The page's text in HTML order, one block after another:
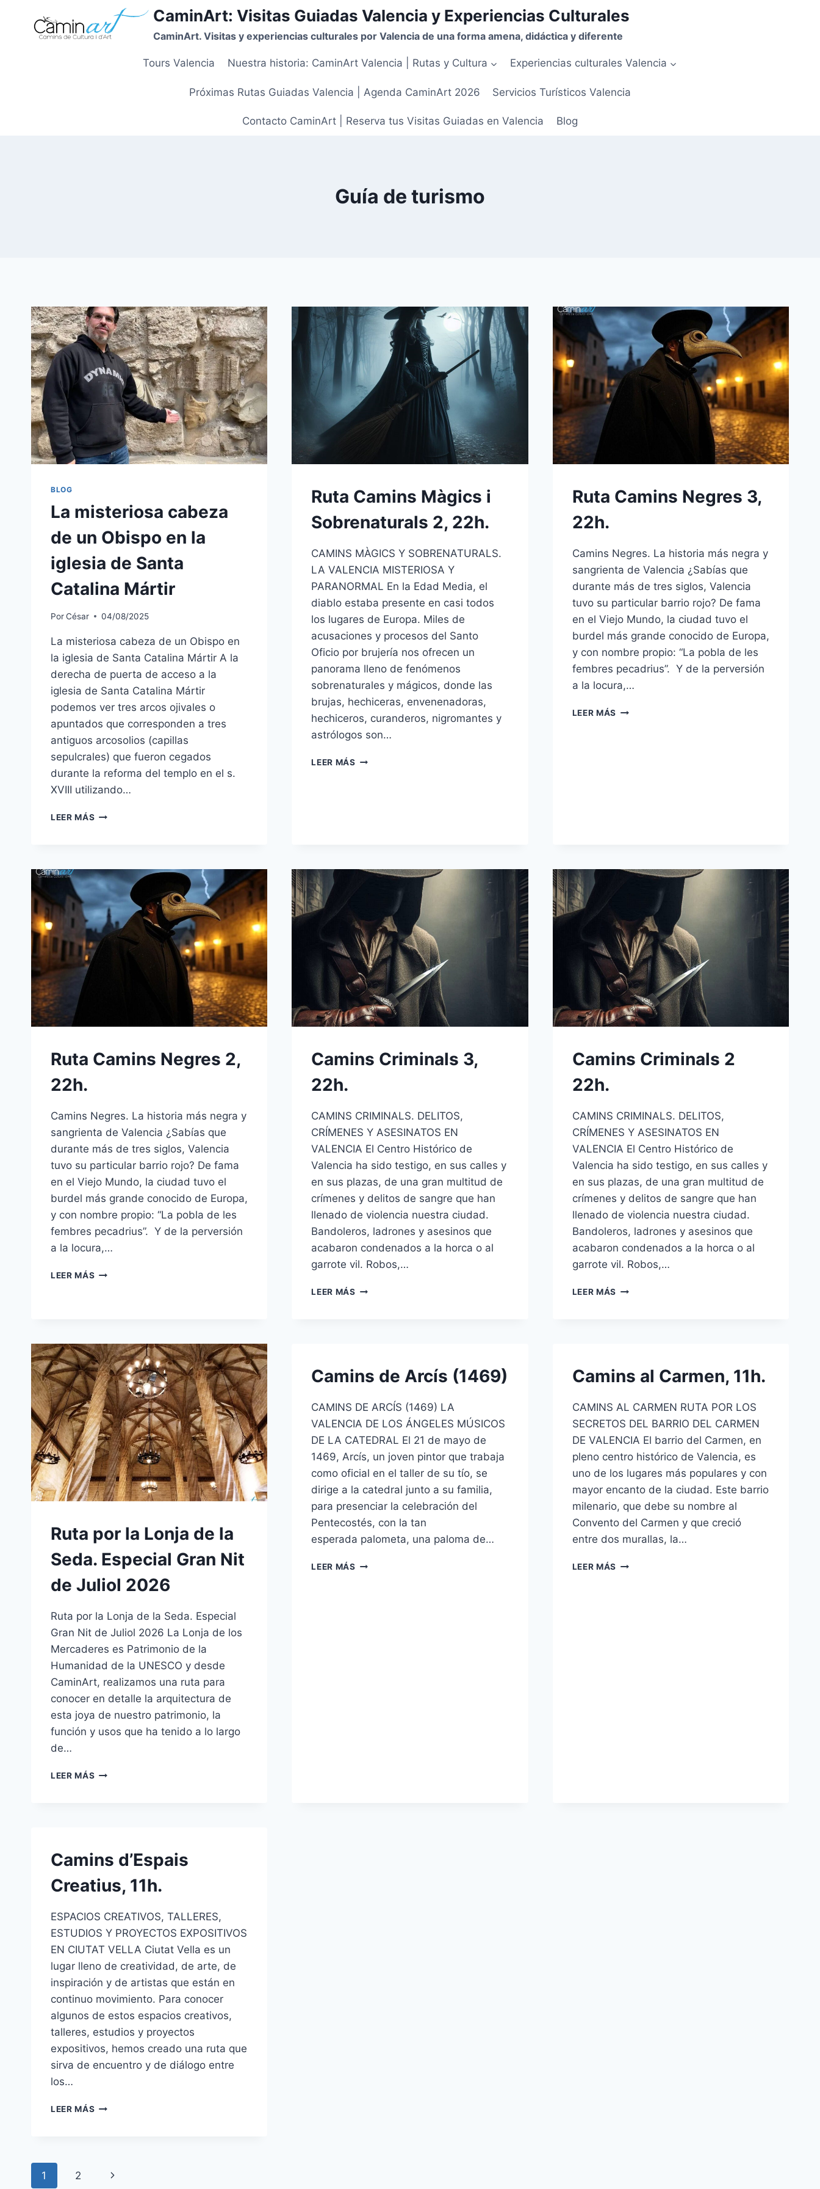
CaminArt: Visitas Guiadas Valencia y Experiencias Culturales
CaminArt. Visitas y experiencias culturales por Valencia de una forma amena, didáctica y diferente
Tours Valencia Nuestra historia: CaminArt Valencia | Rutas y Cultura Experiencias culturales Valencia
Próximas Rutas Guiadas Valencia | Agenda CaminArt 2026 Servicios Turísticos Valencia
Contacto CaminArt | Reserva tus Visitas Guiadas en Valencia Blog
Guía de turismo
BLOG
La misteriosa cabeza
de un Obispo en la
iglesia de Santa
Catalina Mártir
PorCésar 04/08/2025
La misteriosa cabeza de un Obispo en
la iglesia de Santa Catalina Mártir A la
derecha de puerta de acceso a la
iglesia de Santa Catalina Mártir
podemos ver tres arcos ojivales o
apuntados que corresponden a tres
antiguos arcosolios (capillas
sepulcrales) que fueron cegados
durante la reforma del templo en el s.
XVIII utilizando…
LEER MÁS
Ruta Camins Màgics i
Sobrenaturals 2, 22h.
CAMINS MÀGICS Y SOBRENATURALS.
LA VALENCIA MISTERIOSA Y
PARANORMAL En la Edad Media, el
diablo estaba presente en casi todos
los lugares de Europa. Miles de
acusaciones y procesos del Santo
Oficio por brujería nos ofrecen un
panorama lleno de fenómenos
sobrenaturales y mágicos, donde las
brujas, hechiceras, envenenadoras,
hechiceros, curanderos, nigromantes y
astrólogos son…
LEER MÁS
Ruta Camins Negres 3,
22h.
Camins Negres. La historia más negra y
sangrienta de Valencia ¿Sabías que
durante más de tres siglos, Valencia
tuvo su particular barrio rojo? De fama
en el Viejo Mundo, la ciudad tuvo el
burdel más grande conocido de Europa,
y con nombre propio: “La pobla de les
fembres pecadrius”. Y de la perversión
a la locura,…
LEER MÁS
Ruta Camins Negres 2,
22h.
Camins Negres. La historia más negra y
sangrienta de Valencia ¿Sabías que
durante más de tres siglos, Valencia
tuvo su particular barrio rojo? De fama
en el Viejo Mundo, la ciudad tuvo el
burdel más grande conocido de Europa,
y con nombre propio: “La pobla de les
fembres pecadrius”. Y de la perversión
a la locura,…
LEER MÁS
Camins Criminals 3,
22h.
CAMINS CRIMINALS. DELITOS,
CRÍMENES Y ASESINATOS EN
VALENCIA El Centro Histórico de
Valencia ha sido testigo, en sus calles y
en sus plazas, de una gran multitud de
crímenes y delitos de sangre que han
llenado de violencia nuestra ciudad.
Bandoleros, ladrones y asesinos que
acabaron condenados a la horca o al
garrote vil. Robos,…
LEER MÁS
Camins Criminals 2
22h.
CAMINS CRIMINALS. DELITOS,
CRÍMENES Y ASESINATOS EN
VALENCIA El Centro Histórico de
Valencia ha sido testigo, en sus calles y
en sus plazas, de una gran multitud de
crímenes y delitos de sangre que han
llenado de violencia nuestra ciudad.
Bandoleros, ladrones y asesinos que
acabaron condenados a la horca o al
garrote vil. Robos,…
LEER MÁS
Ruta por la Lonja de la
Seda. Especial Gran Nit
de Juliol 2026
Ruta por la Lonja de la Seda. Especial
Gran Nit de Juliol 2026 La Lonja de los
Mercaderes es Patrimonio de la
Humanidad de la UNESCO y desde
CaminArt, realizamos una ruta para
conocer en detalle la arquitectura de
esta joya de nuestro patrimonio, la
función y usos que ha tenido a lo largo
de…
LEER MÁS
Camins de Arcís (1469)
CAMINS DE ARCÍS (1469) LA
VALENCIA DE LOS ÁNGELES MÚSICOS
DE LA CATEDRAL El 21 de mayo de
1469, Arcís, un joven pintor que trabaja
como oficial en el taller de su tío, se
dirige a la catedral junto a su familia,
para presenciar la celebración del
Pentecostés, con la tan
esperada palometa, una paloma de…
LEER MÁS
Camins al Carmen, 11h.
CAMINS AL CARMEN RUTA POR LOS
SECRETOS DEL BARRIO DEL CARMEN
DE VALENCIA El barrio del Carmen, en
pleno centro histórico de Valencia, es
uno de los lugares más populares y con
mayor encanto de la ciudad. Este barrio
milenario, que debe su nombre al
Convento del Carmen y que creció
entre dos murallas, la…
LEER MÁS
Camins d’Espais
Creatius, 11h.
ESPACIOS CREATIVOS, TALLERES,
ESTUDIOS Y PROYECTOS EXPOSITIVOS
EN CIUTAT VELLA Ciutat Vella es un
lugar lleno de creatividad, de arte, de
inspiración y de artistas que están en
continuo movimiento. Para conocer
algunos de estos espacios creativos,
talleres, estudios y proyectos
expositivos, hemos creado una ruta que
sirva de encuentro y de diálogo entre
los…
LEER MÁS
1 2